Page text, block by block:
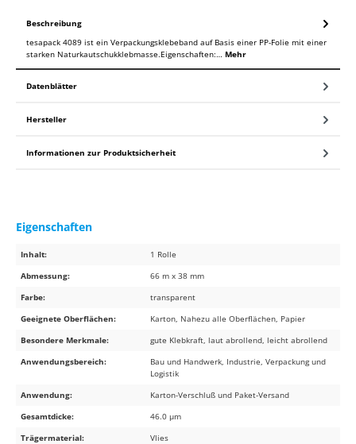
Beschreibung
tesapack 4089 ist ein Verpackungsklebeband auf Basis einer PP-Folie mit einer
starken Naturkautschukklebmasse.Eigenschaften:… Mehr
Datenblätter
Hersteller
Informationen zur Produktsicherheit
Eigenschaften
Inhalt:
1 Rolle
Abmessung:
66 m x 38 mm
Farbe:
transparent
Geeignete Oberflächen:
Karton, Nahezu alle Oberflächen, Papier
Besondere Merkmale:
gute Klebkraft, laut abrollend, leicht abrollend
Anwendungsbereich:
Bau und Handwerk, Industrie, Verpackung und
Logistik
Anwendung:
Karton-Verschluß und Paket-Versand
Gesamtdicke:
46.0 µm
Trägermaterial:
Vlies